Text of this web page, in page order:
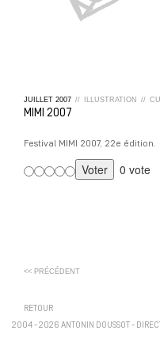
JUILLET 2007 // ILLUSTRATION //
MIMI 2007
Festival MIMI 2007, 22e édition.
0 vote
<< PRÉCÉDENT
RETOUR
2004 - 2026 ANTONIN DOUSSOT -